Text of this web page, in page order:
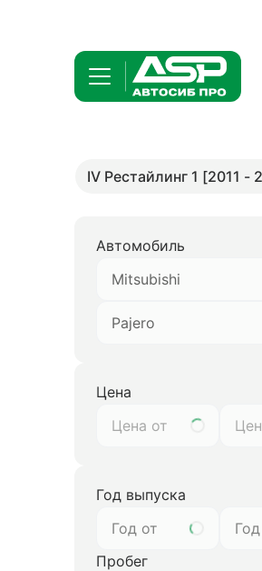
IV Рестайлинг 1 [2011 -
Автомобиль
Mitsubishi
Pajero
Цена
Год выпуска
Год от
Пробег